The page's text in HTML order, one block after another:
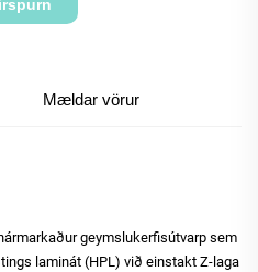
Mældar vörur
geymslukerfisútvarp sem
laminát (HPL) við einstakt Z-laga